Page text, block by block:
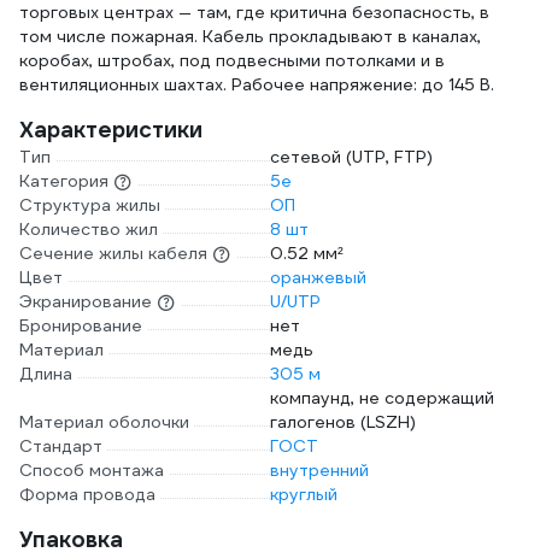
торговых центрах — там, где критична безопасность, в
том числе пожарная. Кабель прокладывают в каналах,
коробах, штробах, под подвесными потолками и в
вентиляционных шахтах. Рабочее напряжение: до 145 В.
Характеристики
Тип
сетевой (UTP, FTP)
Категория
5e
Структура жилы
ОП
Количество жил
8 шт
Сечение жилы кабеля
0.52 мм²
Цвет
оранжевый
Экранирование
U/UTP
Бронирование
нет
Материал
медь
Длина
305 м
Материал оболочки
компаунд, не содержащий
галогенов (LSZH)
Стандарт
ГОСТ
Способ монтажа
внутренний
Форма провода
круглый
Упаковка